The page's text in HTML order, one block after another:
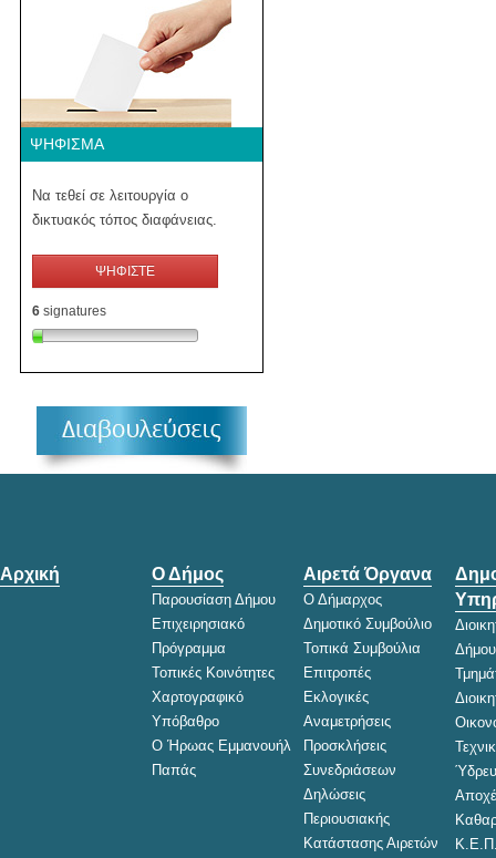
ΨΉΦΙΣΜΑ
Να τεθεί σε λειτουργία ο
δικτυακός τόπος διαφάνειας.
ΨΗΦΙΣΤΕ
6 signatures
Αρχική Ο Δήμος
Παρουσίαση Δήμου
Επιχειρησιακό
Πρόγραμμα
Τοπικές Κοινότητες
Χαρτογραφικό
Υπόβαθρο
Ο Ήρωας Εμμανουήλ
Παπάς
Αιρετά Όργανα
Ο Δήμαρχος
Δημοτικό Συμβούλιο
Τοπικά Συμβούλια
Επιτροπές
Εκλογικές
Αναμετρήσεις
Προσκλήσεις
Συνεδριάσεων
Δηλώσεις
Περιουσιακής
Κατάστασης Αιρετών
Δήμου